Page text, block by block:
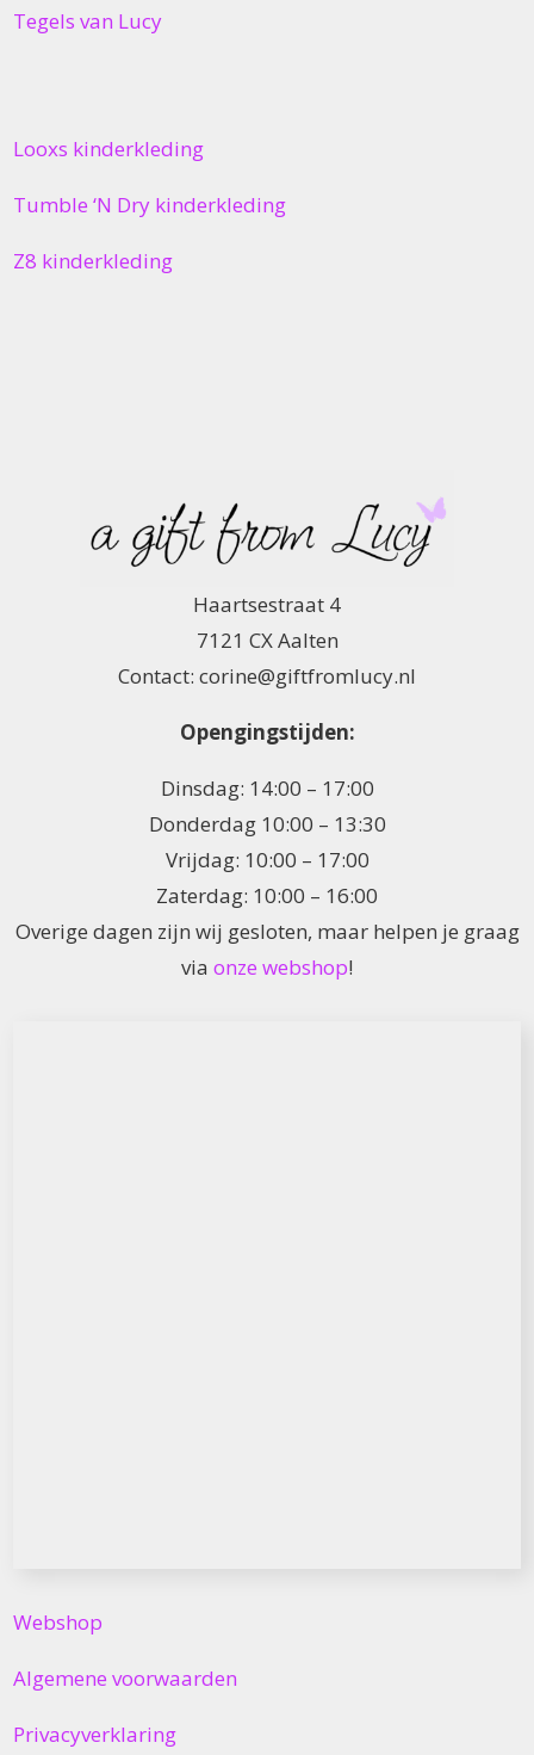
Tegels van Lucy
Looxs kinderkleding
Tumble ‘N Dry kinderkleding
Z8 kinderkleding
Haartsestraat 4
7121 CX Aalten
Contact: corine@giftfromlucy.nl
Opengingstijden:
Dinsdag: 14:00 – 17:00
Donderdag 10:00 – 13:30
Vrijdag: 10:00 – 17:00
Zaterdag: 10:00 – 16:00
Overige dagen zijn wij gesloten, maar helpen je graag
via onze webshop!
Webshop
Algemene voorwaarden
Privacyverklaring